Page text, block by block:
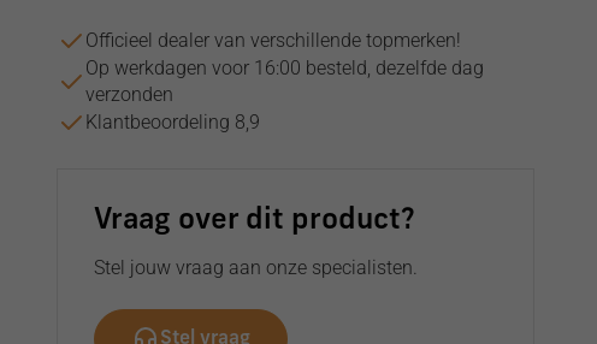
Officieel dealer van verschillende topmerken!
Op werkdagen voor 16:00 besteld, dezelfde dag
verzonden
Klantbeoordeling 8,9
Vraag over dit product?
Stel jouw vraag aan onze specialisten.
Stel vraag